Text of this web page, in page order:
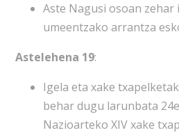
Aste Nagusi osoan zehar
umeentzako arrantza
Astelehena 19:
Igela eta xake
behar dugu larunbata
Nazioarteko XIV xake